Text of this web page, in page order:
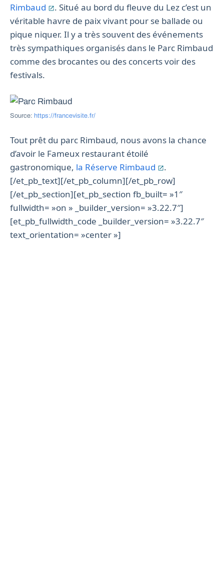
Rimbaud
. Situé au bord du fleuve du Lez c’est un
véritable havre de paix vivant pour se ballade ou
pique niquer. Il y a très souvent des événements
très sympathiques organisés dans le Parc Rimbaud
comme des brocantes ou des concerts voir des
festivals.
Source: https://francevisite.fr/
Tout prêt du parc Rimbaud, nous avons la chance
d’avoir le Fameux restaurant étoilé
gastronomique, la Réserve Rimbaud
.
[/et_pb_text][/et_pb_column][/et_pb_row]
[/et_pb_section][et_pb_section fb_built= »1″
fullwidth= »on » _builder_version= »3.22.7″]
[et_pb_fullwidth_code _builder_version= »3.22.7″
text_orientation= »center »]